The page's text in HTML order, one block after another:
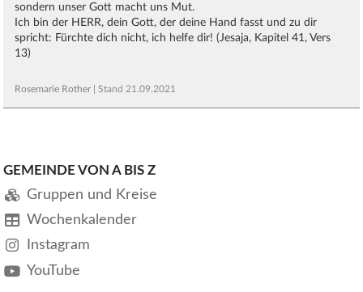
sondern unser Gott macht uns Mut.
Ich bin der HERR, dein Gott, der deine Hand fasst und zu dir
spricht: Fürchte dich nicht, ich helfe dir! (Jesaja, Kapitel 41, Vers
13)
Rosemarie Rother | Stand 21.09.2021
GEMEINDE VON A BIS Z
Gruppen und Kreise
Wochenkalender
Instagram
YouTube